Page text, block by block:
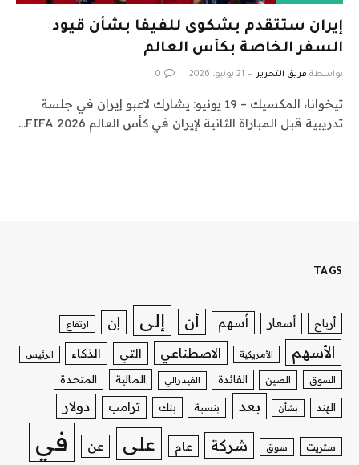
إيران ستتقدم بشكوى للفيفا بشأن قيود
السفر الخاصة بكأس العالم
بواسطة فريق التحرير 21 يونيو، 2026 0
تيخوانا، المكسيك – 19 يونيو: يشارك لاعبو إيران في جلسة
تدريبية قبل المباراة الثانية لإيران في كأس العالم 2026 FIFA…
TAGS
أرباح أسعار أسهم أن إلى إن ارتفاع
الأسهم الأمريكية الاصطناعي التي الذكاء الرئيس
السوق الصين الفائدة الفيدرالي المالية المتحدة
الهند بشأن بعد بنسبة بنك ترامب دولار
ستريت سوق شركة عام على عن في